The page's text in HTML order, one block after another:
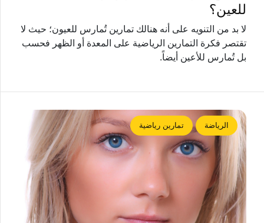
للعين؟
لا بد من التنويه على أنه هنالك تمارين تُمارس للعيون؛ حيث لا
تقتصر فكرة التمارين الرياضية على المعدة أو الظهر فحسب
بل تُمارس للأعين أيضاً.
الرياضة تمارين رياضية